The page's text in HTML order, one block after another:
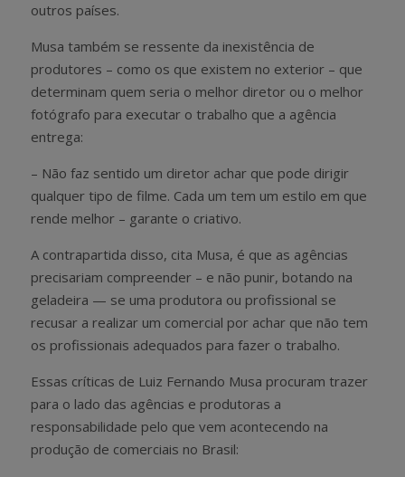
outros países.
Musa também se ressente da inexistência de
produtores – como os que existem no exterior – que
determinam quem seria o melhor diretor ou o melhor
fotógrafo para executar o trabalho que a agência
entrega:
– Não faz sentido um diretor achar que pode dirigir
qualquer tipo de filme. Cada um tem um estilo em que
rende melhor – garante o criativo.
A contrapartida disso, cita Musa, é que as agências
precisariam compreender – e não punir, botando na
geladeira — se uma produtora ou profissional se
recusar a realizar um comercial por achar que não tem
os profissionais adequados para fazer o trabalho.
Essas críticas de Luiz Fernando Musa procuram trazer
para o lado das agências e produtoras a
responsabilidade pelo que vem acontecendo na
produção de comerciais no Brasil: